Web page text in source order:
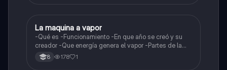
Sociales/Historia
La maquina a vapor
-Qué es -Funcionamiento -En que año se creó y su
creador -Que energía genera el vapor -Partes de la
maquina a vapor
8 178 1